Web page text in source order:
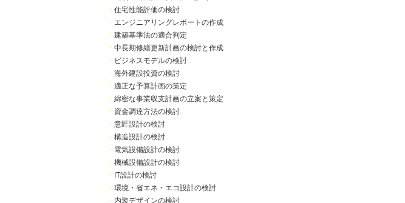
・ 住宅性能評価の検討
・ エンジニアリングレポートの作成
・ 建築基準法の適合判定
・ 中長期修繕更新計画の検討と作成
・ ビジネスモデルの検討
・ 海外建設投資の検討
・ 適正な予算計画の策定
・ 綿密な事業収支計画の立案と策定
・ 資金調達方法の検討
・ 意匠設計の検討
・ 構造設計の検討
・ 電気設備設計の検討
・ 機械設備設計の検討
・ IT設計の検討
・ 環境・省エネ・エコ設計の検討
・ 内装デザインの検討